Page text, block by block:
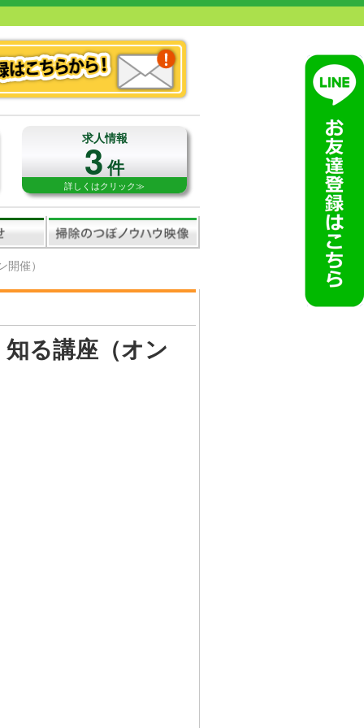
求人情報
3件
詳しくはクリック≫
催）
る講座（オン